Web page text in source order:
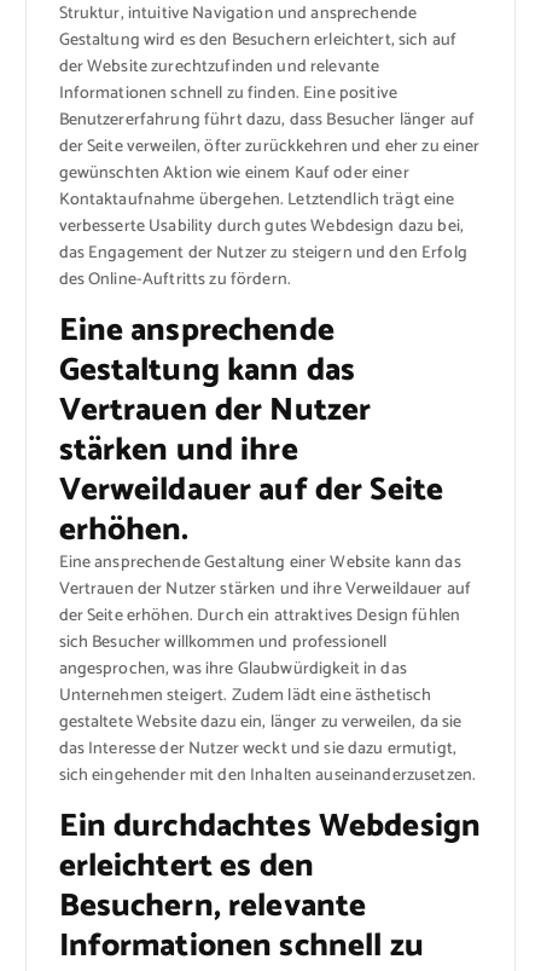
Struktur, intuitive Navigation und ansprechende
Gestaltung wird es den Besuchern erleichtert, sich auf
der Website zurechtzufinden und relevante
Informationen schnell zu finden. Eine positive
Benutzererfahrung führt dazu, dass Besucher länger auf
der Seite verweilen, öfter zurückkehren und eher zu einer
gewünschten Aktion wie einem Kauf oder einer
Kontaktaufnahme übergehen. Letztendlich trägt eine
verbesserte Usability durch gutes Webdesign dazu bei,
das Engagement der Nutzer zu steigern und den Erfolg
des Online-Auftritts zu fördern.
Eine ansprechende
Gestaltung kann das
Vertrauen der Nutzer
stärken und ihre
Verweildauer auf der Seite
erhöhen.
Eine ansprechende Gestaltung einer Website kann das
Vertrauen der Nutzer stärken und ihre Verweildauer auf
der Seite erhöhen. Durch ein attraktives Design fühlen
sich Besucher willkommen und professionell
angesprochen, was ihre Glaubwürdigkeit in das
Unternehmen steigert. Zudem lädt eine ästhetisch
gestaltete Website dazu ein, länger zu verweilen, da sie
das Interesse der Nutzer weckt und sie dazu ermutigt,
sich eingehender mit den Inhalten auseinanderzusetzen.
Ein durchdachtes Webdesign
erleichtert es den
Besuchern, relevante
Informationen schnell zu